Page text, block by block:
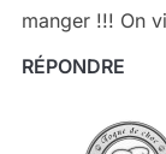
manger !!! On
RÉPONDRE